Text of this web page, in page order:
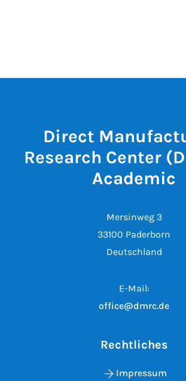
Direct
Research Center
Academic
Mersinweg 3
33100 Paderborn
Deutschland
E-Mail:
office@dmrc.de
Rechtliches
Impressum